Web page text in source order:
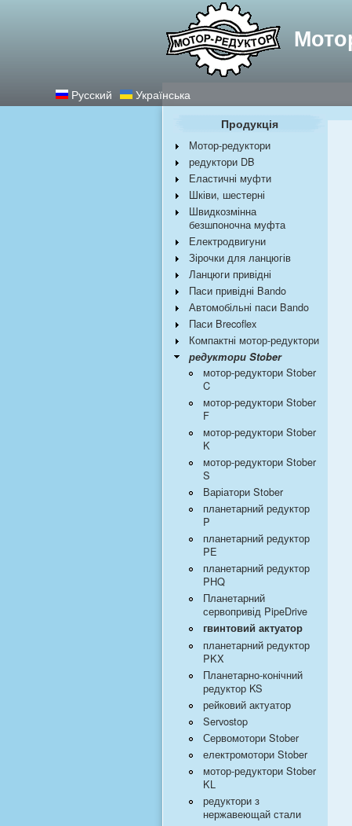
Найкращі
Русский Українська
Продукція
Мотор-редуктори
редуктори DB
Еластичні муфти
Шківи, шестерні
Швидкозмінна
безшпоночна муфта
Електродвигуни
Зірочки для ланцюгів
Ланцюги привідні
Паси привідні Bando
Автомобільні паси Bando
Паси Brecoflex
Компактні мотор-редуктори
редуктори Stober
мотор-редуктори Stober
C
мотор-редуктори Stober
F
мотор-редуктори Stober
K
мотор-редуктори Stober
S
Варіатори Stober
планетарний редуктор
P
планетарний редуктор
PE
планетарний редуктор
PHQ
Планетарний
сервопривід PipeDrive
гвинтовий актуатор
планетарний редуктор
PKX
Планетарно-конічний
редуктор KS
рейковий актуатор
Servostop
Сервомотори Stober
електромотори Stober
мотор-редуктори Stober
KL
редуктори з
нержавеющай стали